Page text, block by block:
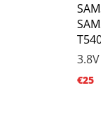
3.8V
€25